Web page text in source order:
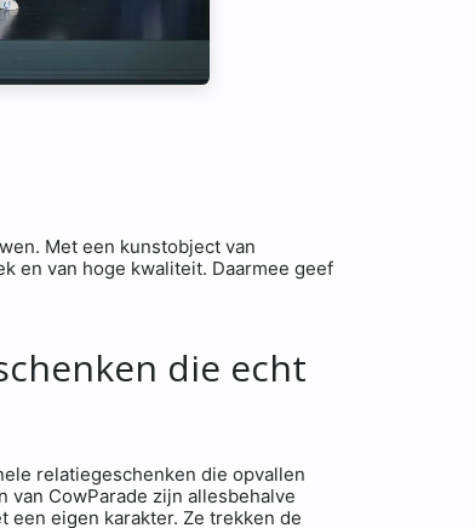
Met een kunstobject van
en van hoge kwaliteit. Daarmee geef
die echt
relatiegeschenken die opvallen
CowParade zijn allesbehalve
een eigen karakter. Ze trekken de